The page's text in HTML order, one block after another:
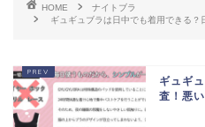
HOME
ナイトブラ
ギュギュブラは日中でも着用できる？
ギュギ
査！悪